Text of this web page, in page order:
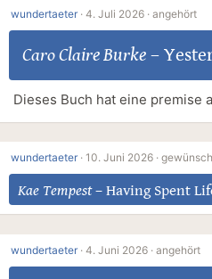
wundertaeter · 4. Juli 2026 · angehört
Caro Claire Burke–
Dieses Buch hat eine premise
wundertaeter · 10. Juni 2026 ·
Kae Tempest– Having Spent
wundertaeter · 4. Juni 2026 · angehört